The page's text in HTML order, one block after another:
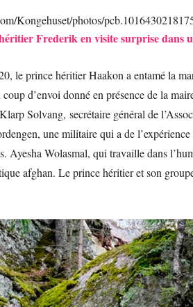
Kongehuset/photos/
Frederik en visite surprise dans
le prince héritier Haakon a entamé la
d’envoi donné en présence de la
Solvang, secrétaire général de
une militaire qui a de
Ayesha Wolasmal, qui travaille dans
afghan. Le prince héritier et son